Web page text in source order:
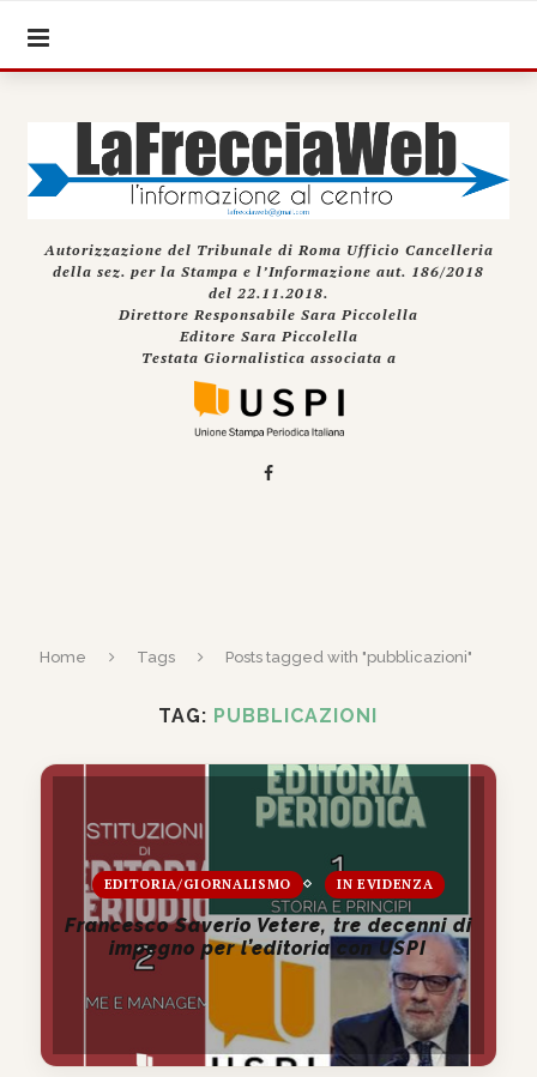
Autorizzazione del Tribunale di Roma Ufficio Cancelleria
della sez. per la Stampa e l’Informazione aut. 186/2018
del 22.11.2018.
Direttore Responsabile Sara Piccolella
Editore Sara Piccolella
Testata Giornalistica associata a
Home Tags Posts tagged with "pubblicazioni"
TAG: PUBBLICAZIONI
EDITORIA/GIORNALISMO IN EVIDENZA
Francesco Saverio Vetere, tre decenni di
impegno per l’editoria con USPI